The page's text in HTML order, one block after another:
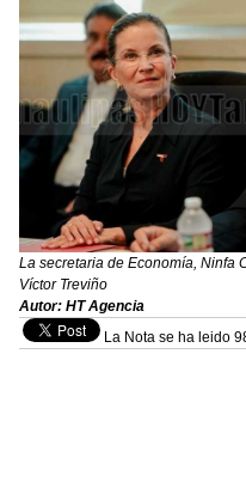
La secretaria de Economía, Ninfa
Víctor Treviño
Autor: HT Agencia
La Nota se ha leido